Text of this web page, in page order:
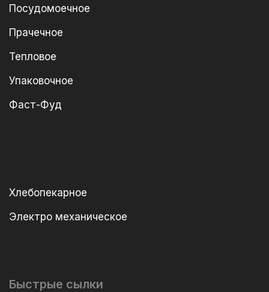
Посудомоечное
Прачечное
Тепловое
Упаковочное
Фаст-Фуд
Хлебопекарное
Электро механическое
Быстрые сылки